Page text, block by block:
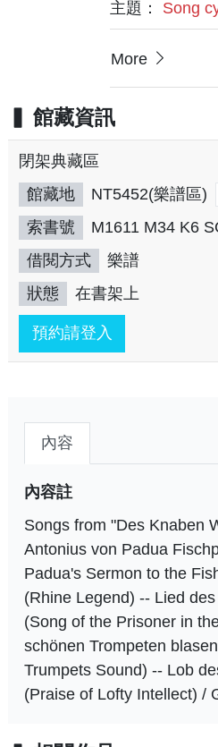
主題： Song
More
館藏資訊
閉架典藏區
館藏地
NT5452(樂譜區)
索書號
M1611 M34 K6
借閱方式
樂譜
狀態
在書架上
預約請登入
內容
內容註
Songs from "Des Knaben
Antonius von Padua
Padua's Sermon to the
(Rhine Legend) -- Lied
(Song of the Prisoner in
schönen Trompeten
Trumpets Sound) -- Lob
(Praise of Lofty Intellect) /